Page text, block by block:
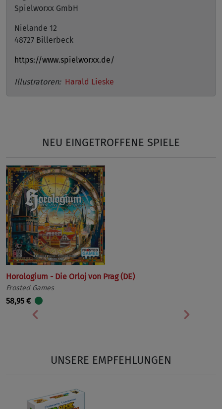
Spielworxx GmbH
Nielande 12
48727 Billerbeck
https://www.spielworxx.de/
Illustratoren: Harald Lieske
NEU EINGETROFFENE SPIELE
Horologium - Die Orloj von Prag (DE)
Frosted Games
58,95 €
Vorherige
UNSERE EMPFEHLUNGEN